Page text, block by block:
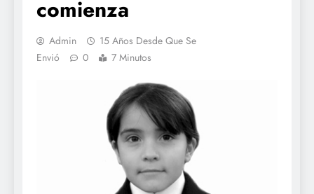
comienza
Admin
15 Años Desde Que Se
Envió
0 7 Minutos